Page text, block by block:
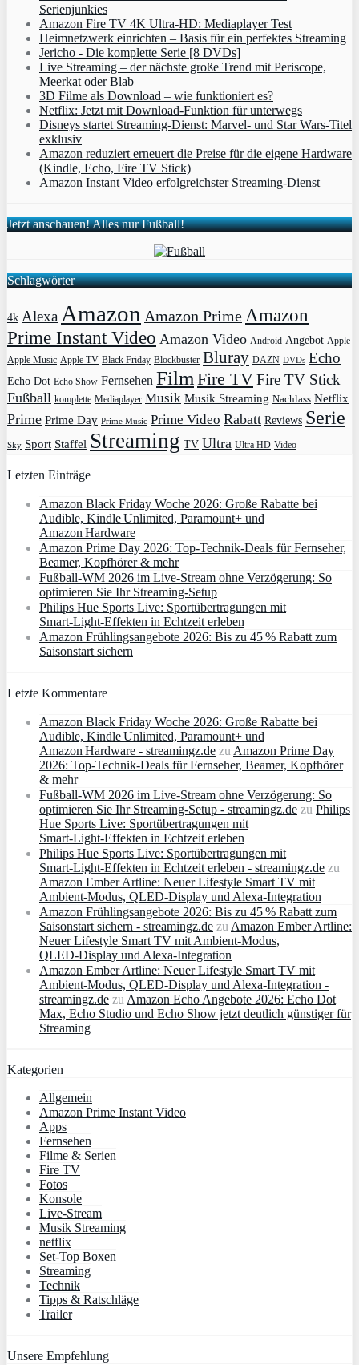
Serienjunkies
Amazon Fire TV 4K Ultra-HD: Mediaplayer Test
Heimnetzwerk einrichten – Basis für ein perfektes Streaming
Jericho - Die komplette Serie [8 DVDs]
Live Streaming – der nächste große Trend mit Periscope,
Meerkat oder Blab
3D Filme als Download – wie funktioniert es?
Netflix: Jetzt mit Download-Funktion für unterwegs
Disneys startet Streaming-Dienst: Marvel- und Star Wars-Titel
exklusiv
Amazon reduziert erneuert die Preise für die eigene Hardware
(Kindle, Echo, Fire TV Stick)
Amazon Instant Video erfolgreichster Streaming-Dienst
Jetzt anschauen! Alles nur Fußball!
Schlagwörter
4k AlexaAmazon Amazon PrimeAmazon
Prime Instant Video Amazon Video Android Angebot Apple
Apple Music Apple TV Black Friday Blockbuster Bluray DAZN DVDs Echo
Echo Dot Echo Show Fernsehen FilmFire TVFire TV Stick
Fußball komplette Mediaplayer Musik Musik Streaming Nachlass Netflix
Prime Prime Day Prime Music Prime Video Rabatt Reviews Serie
Sky Sport Staffel Streaming TV Ultra Ultra HD Video
Letzten Einträge
Amazon Black Friday Woche 2026: Große Rabatte bei
Audible, Kindle Unlimited, Paramount+ und
Amazon Hardware
Amazon Prime Day 2026: Top-Technik-Deals für Fernseher,
Beamer, Kopfhörer & mehr
Fußball-WM 2026 im Live-Stream ohne Verzögerung: So
optimieren Sie Ihr Streaming-Setup
Philips Hue Sports Live: Sportübertragungen mit
Smart‑Light‑Effekten in Echtzeit erleben
Amazon Frühlingsangebote 2026: Bis zu 45 % Rabatt zum
Saisonstart sichern
Letzte Kommentare
Amazon Black Friday Woche 2026: Große Rabatte bei
Audible, Kindle Unlimited, Paramount+ und
Amazon Hardware - streamingz.de zuAmazon Prime Day
2026: Top-Technik-Deals für Fernseher, Beamer, Kopfhörer
& mehr
Fußball-WM 2026 im Live-Stream ohne Verzögerung: So
optimieren Sie Ihr Streaming-Setup - streamingz.de zu Philips
Hue Sports Live: Sportübertragungen mit
Smart‑Light‑Effekten in Echtzeit erleben
Philips Hue Sports Live: Sportübertragungen mit
Smart‑Light‑Effekten in Echtzeit erleben - streamingz.de zu
Amazon Ember Artline: Neuer Lifestyle Smart TV mit
Ambient‑Modus, QLED‑Display und Alexa‑Integration
Amazon Frühlingsangebote 2026: Bis zu 45 % Rabatt zum
Saisonstart sichern - streamingz.de zuAmazon Ember Artline:
Neuer Lifestyle Smart TV mit Ambient‑Modus,
QLED‑Display und Alexa‑Integration
Amazon Ember Artline: Neuer Lifestyle Smart TV mit
Ambient‑Modus, QLED‑Display und Alexa‑Integration -
streamingz.de zuAmazon Echo Angebote 2026: Echo Dot
Max, Echo Studio und Echo Show jetzt deutlich günstiger für
Streaming
Kategorien
Allgemein
Amazon Prime Instant Video
Apps
Fernsehen
Filme & Serien
Fire TV
Fotos
Konsole
Live-Stream
Musik Streaming
netflix
Set-Top Boxen
Streaming
Technik
Tipps & Ratschläge
Trailer
Unsere Empfehlung